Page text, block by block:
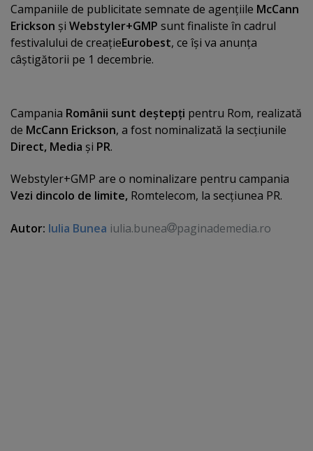
Campaniile de publicitate semnate de agenţiile McCann
Erickson şi Webstyler+GMP sunt finaliste în cadrul
festivalului de creaţieEurobest, ce îşi va anunţa
câştigătorii pe 1 decembrie.
Campania Românii sunt deştepţi pentru Rom, realizată
de McCann Erickson, a fost nominalizată la secţiunile
Direct, Media şi PR.
Webstyler+GMP are o nominalizare pentru campania
Vezi dincolo de limite, Romtelecom, la secţiunea PR.
Autor: Iulia Bunea iulia.bunea paginademedia.ro